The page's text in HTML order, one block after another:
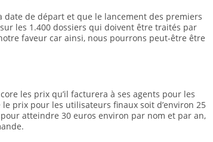
date de départ et que le lancement des premiers
les 1.400 dossiers qui doivent être traités par
faveur car ainsi, nous pourrons peut-être être
les prix qu’il facturera à ses agents pour les
le prix pour les utilisateurs finaux soit d’environ 25
atteindre 30 euros environ par nom et par an,